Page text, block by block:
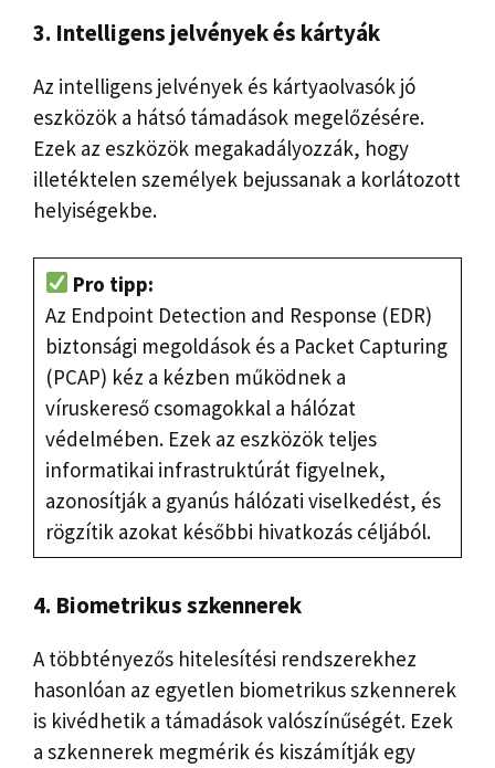
3. Intelligens jelvények és kártyák
Az intelligens jelvények és kártyaolvasók jó
eszközök a hátsó támadások megelőzésére.
Ezek az eszközök megakadályozzák, hogy
illetéktelen személyek bejussanak a korlátozott
helyiségekbe.
Pro tipp:
Az Endpoint Detection and Response (EDR)
biztonsági megoldások és a Packet Capturing
(PCAP) kéz a kézben működnek a
víruskereső csomagokkal a hálózat
védelmében. Ezek az eszközök teljes
informatikai infrastruktúrát figyelnek,
azonosítják a gyanús hálózati viselkedést, és
rögzítik azokat későbbi hivatkozás céljából.
4. Biometrikus szkennerek
A többtényezős hitelesítési rendszerekhez
hasonlóan az egyetlen biometrikus szkennerek
is kivédhetik a támadások valószínűségét. Ezek
a szkennerek megmérik és kiszámítják egy